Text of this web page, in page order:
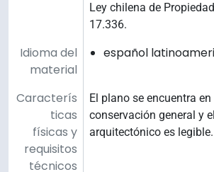
Ley chilena de
17.336.
Idioma del
material
español
Caracterís
ticas
físicas y
requisitos
técnicos
El plano se encuentra
conservación general y
arquitectónico es legible.